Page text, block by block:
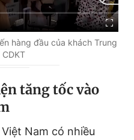
hàng đầu của khách Trung
tăng tốc vào
Nam có nhiều